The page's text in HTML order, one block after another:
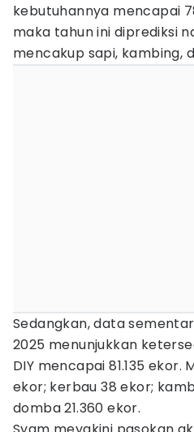
kebutuhannya mencapai
maka tahun ini diprediksi
mencakup sapi, kambing,
Sedangkan, data
2025 menunjukkan
DIY mencapai 81.135 ekor.
ekor; kerbau 38 ekor;
domba 21.360 ekor.